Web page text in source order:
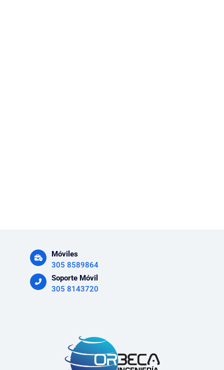
Móviles
305 8589864
Soporte Móvil
305 8143720